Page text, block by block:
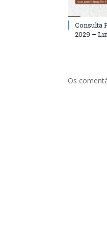
Consulta
2029 –
Os